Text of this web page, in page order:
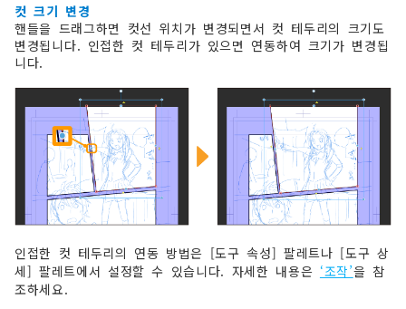
컷 크기 변경
핸들을 드래그하면 컷선 위치가 변경되면서 컷 테두리의 크기도
변경됩니다. 인접한 컷 테두리가 있으면 연동하여 크기가 변경됩
니다.
인접한 컷 테두리의 연동 방법은 [도구 속성] 팔레트나 [도구 상
세] 팔레트에서 설정할 수 있습니다. 자세한 내용은 ‘조작’을 참
조하세요.